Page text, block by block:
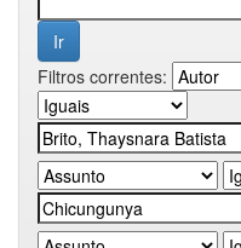
Filtros correntes: